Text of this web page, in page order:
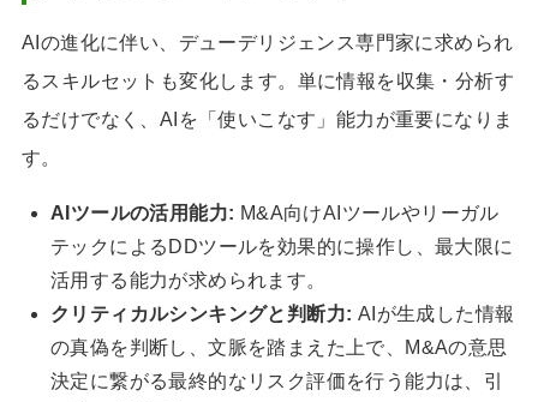
AIの進化に伴い、デューデリジェンス専門家に求められ
るスキルセットも変化します。単に情報を収集・分析す
るだけでなく、AIを「使いこなす」能力が重要になりま
す。
AIツールの活用能力: M&A向けAIツールやリーガル
テックによるDDツールを効果的に操作し、最大限に
活用する能力が求められます。
クリティカルシンキングと判断力: AIが生成した情報
の真偽を判断し、文脈を踏まえた上で、M&Aの意思
決定に繋がる最終的なリスク評価を行う能力は、引